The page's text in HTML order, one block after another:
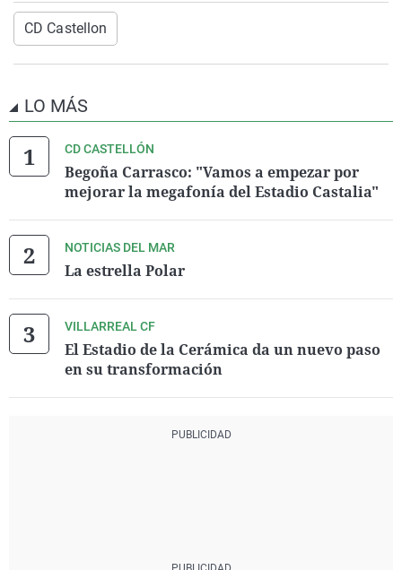
CD Castellon
LO MÁS
CD CASTELLÓN
Begoña Carrasco: "Vamos a empezar por
mejorar la megafonía del Estadio Castalia"
NOTICIAS DEL MAR
La estrella Polar
VILLARREAL CF
El Estadio de la Cerámica da un nuevo paso
en su transformación